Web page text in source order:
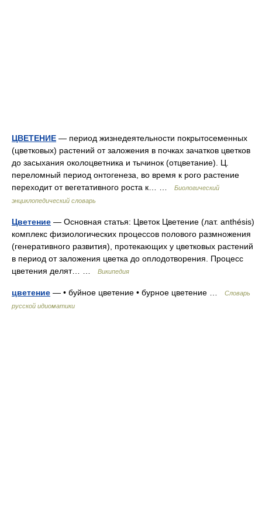
ЦВЕТЕНИЕ — период жизнедеятельности покрытосеменных
(цветковых) растений от заложения в почках зачатков цветков
до засыхания околоцветника и тычинок (отцветание). Ц.
переломный период онтогенеза, во время к рого растение
переходит от вегетативного роста к… …
Биологический
энциклопедический словарь
Цветение — Основная статья: Цветок Цветение (лат. anthésis)
комплекс физиологических процессов полового размножения
(генеративного развития), протекающих у цветковых растений
в период от заложения цветка до оплодотворения. Процесс
цветения делят… …
Википедия
цветение — • буйное цветение • бурное цветение …
Словарь
русской идиоматики